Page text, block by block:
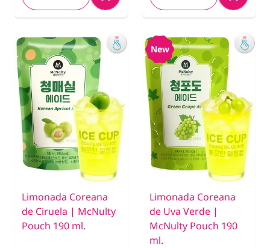
Limonada Coreana
de Ciruela | McNulty
Pouch 190 ml.
New
Limonada Coreana
de Uva Verde |
McNulty Pouch 190
ml.